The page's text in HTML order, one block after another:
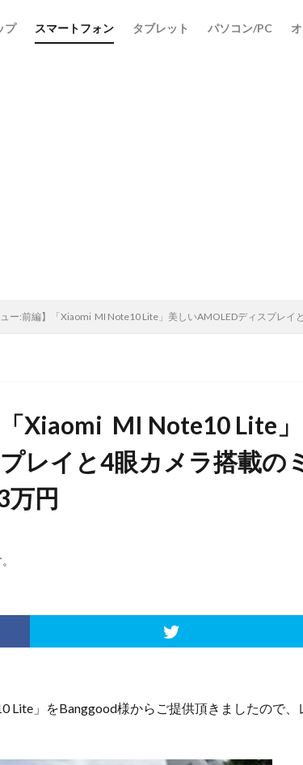
プ スマートフォン タブレット パソコン/PC
ュー:前編】「Xiaomi MI Note10 Lite」美しいAMOLEDディスプレ
Xiaomi MI Note10 Lite」
レイと4眼カメラ搭載の
万円
Lite」をBanggood様からご提供頂きましたので、